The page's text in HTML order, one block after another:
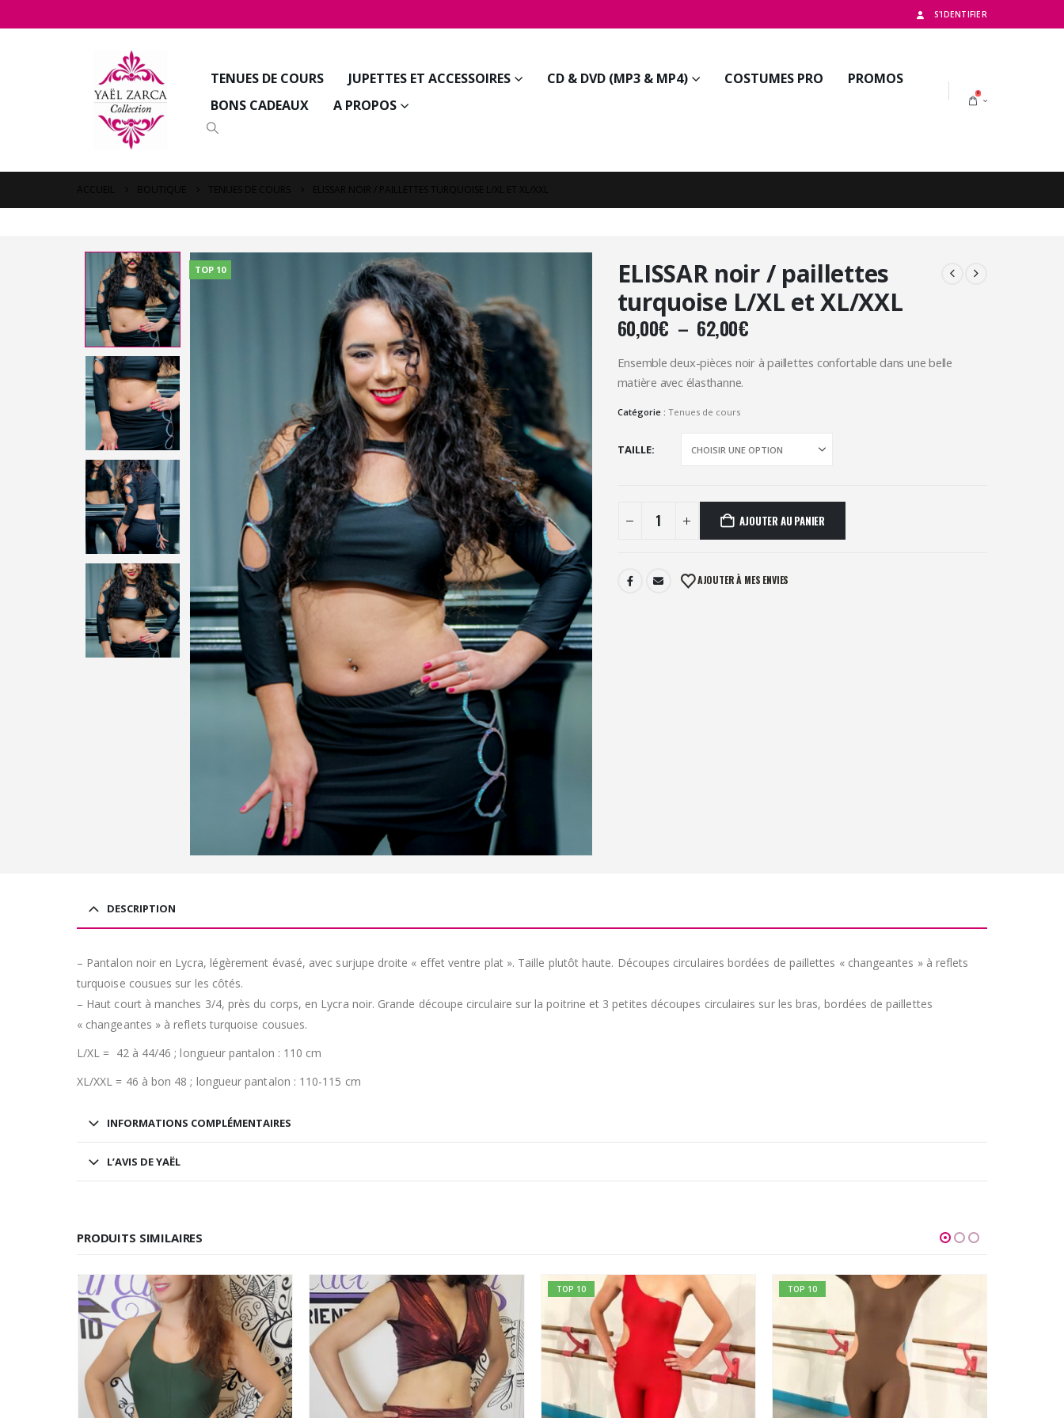
S'IDENTIFIER
TENUES DE COURS JUPETTES ET ACCESSOIRES CD & DVD (MP3 & MP4) COSTUMES PRO
PROMOS
BONS CADEAUX
A PROPOS
0
TOP 10
ELISSAR noir / paillettes
turquoise L/XL et XL/XXL
60,00€ – 62,00€Plage
prix :
Ensemble deux-pièces noir à paillettes confortable dans une belle
matière avec élasthanne.
Catégorie : Tenues de cours
TAILLE
AJOUTER AU PANIER
AJOUTER À MES ENVIES
DESCRIPTION
– Pantalon noir en Lycra, légèrement évasé, avec surjupe droite « effet ventre plat ». Taille plutôt haute. Découpes circulaires bordées de paillettes « changeantes » à reflets
turquoise cousues sur les côtés.
– Haut court à manches 3/4, près du corps, en Lycra noir. Grande découpe circulaire sur la poitrine et 3 petites découpes circulaires sur les bras, bordées de paillettes
« changeantes » à reflets turquoise cousues.
L/XL = 42 à 44/46 ; longueur pantalon : 110 cm
XL/XXL = 46 à bon 48 ; longueur pantalon : 110-115 cm
INFORMATIONS COMPLÉMENTAIRES
L’AVIS DE YAËL
PRODUITS SIMILAIRES
TOP 10 TOP 10